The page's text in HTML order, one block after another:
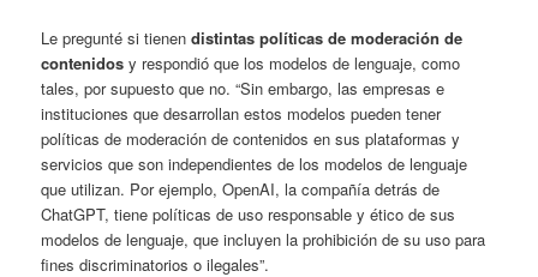
Le pregunté si tienendistintas políticas de moderación de
contenidos y respondió que los modelos de lenguaje, como
tales, por supuesto que no. “Sin embargo, las empresas e
instituciones que desarrollan estos modelos pueden tener
políticas de moderación de contenidos en sus plataformas y
servicios que son independientes de los modelos de lenguaje
que utilizan. Por ejemplo, OpenAI, la compañía detrás de
ChatGPT, tiene políticas de uso responsable y ético de sus
modelos de lenguaje, que incluyen la prohibición de su uso para
fines discriminatorios o ilegales”.